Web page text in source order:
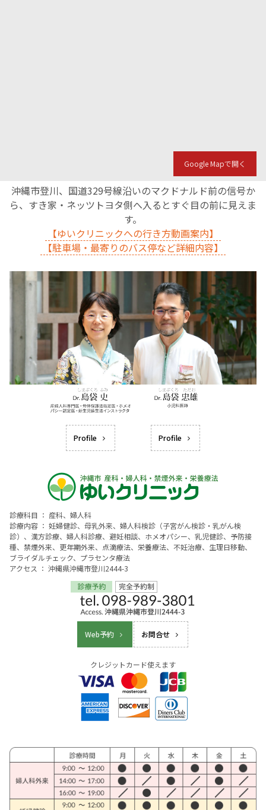
Google Mapで開く
沖縄市登川、国道329号線沿いのマクドナルド前の信号か
ら、すき家・ネッツトヨタ側へ入るとすぐ目の前に見えま
す。
【ゆいクリニックへの行き方動画案内】
【駐車場・最寄りのバス停など詳細内容】
Profile Profile
診療科目 ： 産科、婦人科
診療内容 ： 妊婦健診、母乳外来、婦人科検診（子宮がん検診・乳がん検
診）、漢方診療、婦人科診療、避妊相談、ホメオパシー、乳児健診、予防接
種、禁煙外来、更年期外来、点滴療法、栄養療法、不妊治療、生理日移動、
ブライダルチェック、プラセンタ療法
アクセス ： 沖縄県沖縄市登川2444-3
Web予約 お問合せ
クレジットカード使えます